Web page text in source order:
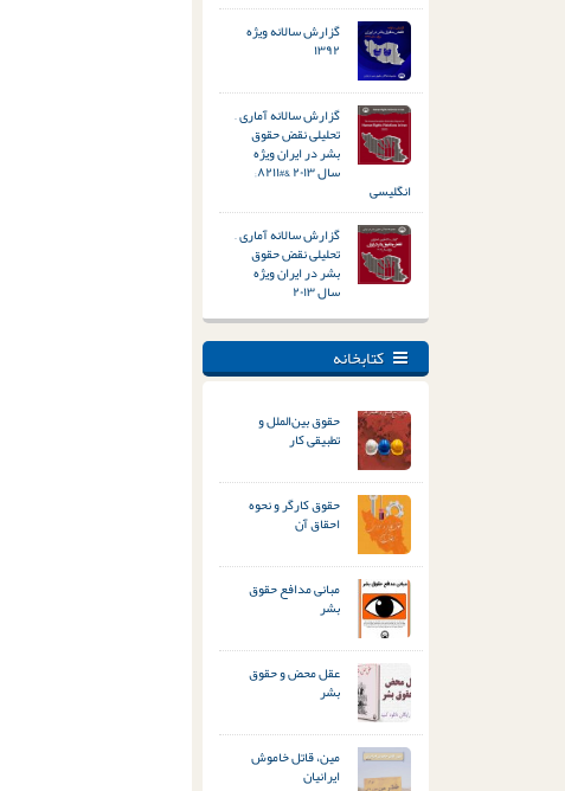
گزارش سالانه ویژه
۱۳۹۲
گزارش سالانه آماری –
تحلیلی نقض حقوق
بشر در ایران ویژه
سال ۲۰۱۳ &#۸۲۱۱;
انگلیسی
گزارش سالانه آماری –
تحلیلی نقض حقوق
بشر در ایران ویژه
سال ۲۰۱۳
کتابخانه
حقوق بین‌الملل و
تطبیقی کار
حقوق کارگر و نحوه
احقاق آن
مبانی مدافع حقوق
بشر
عقل محض و حقوق
بشر
مین، قاتل خاموش
ایرانیان